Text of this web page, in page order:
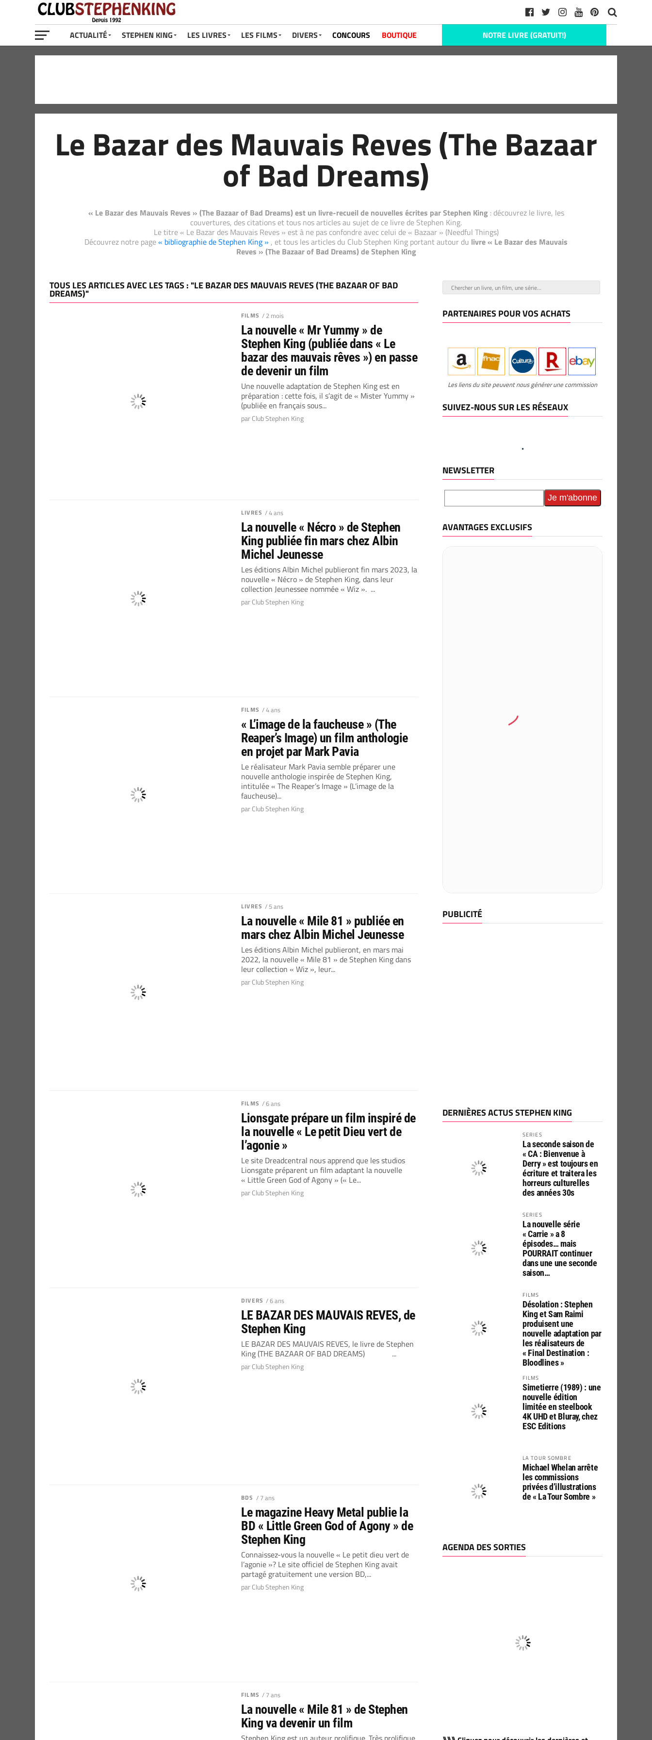
ACTUALITÉ STEPHEN KING LES LIVRES LES FILMS DIVERS CONCOURS BOUTIQUE NOTRE LIVRE (GRATUIT!)
Le Bazar des Mauvais Reves (The Bazaar
of Bad Dreams)
« Le Bazar des Mauvais Reves » (The Bazaar of Bad Dreams) est un livre-recueil de nouvelles écrites par Stephen King: découvrez le livre, les
couvertures, des citations et tous nos articles au sujet de ce livre de Stephen King.
Le titre « Le Bazar des Mauvais Reves » est à ne pas confondre avec celui de « Bazaar » (Needful Things)
Découvrez notre page« bibliographie de Stephen King » , et tous les articles du Club Stephen King portant autour du livre « Le Bazar des Mauvais
Reves » (The Bazaar of Bad Dreams) de Stephen King
TOUS LES ARTICLES AVEC LES TAGS : "LE BAZAR DES MAUVAIS REVES (THE BAZAAR OF BAD
DREAMS)"
FILMS / 2 mois
La nouvelle « Mr Yummy » de
Stephen King (publiée dans « Le
bazar des mauvais rêves ») en passe
de devenir un film
Une nouvelle adaptation de Stephen King est en
préparation : cette fois, il s’agit de « Mister Yummy »
(publiée en français sous...
par Club Stephen King
LIVRES / 4 ans
La nouvelle « Nécro » de Stephen
King publiée fin mars chez Albin
Michel Jeunesse
Les éditions Albin Michel publieront fin mars 2023, la
nouvelle « Nécro » de Stephen King, dans leur
collection Jeunessee nommée « Wiz ». ...
par Club Stephen King
FILMS / 4 ans
« L’image de la faucheuse » (The
Reaper’s Image) un film anthologie
en projet par Mark Pavia
Le réalisateur Mark Pavia semble préparer une
nouvelle anthologie inspirée de Stephen King,
intitulée « The Reaper’s Image » (L’image de la
faucheuse)...
par Club Stephen King
LIVRES / 5 ans
La nouvelle « Mile 81 » publiée en
mars chez Albin Michel Jeunesse
Les éditions Albin Michel publieront, en mars mai
2022, la nouvelle « Mile 81 » de Stephen King dans
leur collection « Wiz », leur...
par Club Stephen King
FILMS / 6 ans
Lionsgate prépare un film inspiré de
la nouvelle « Le petit Dieu vert de
l’agonie »
Le site Dreadcentral nous apprend que les studios
Lionsgate préparent un film adaptant la nouvelle
« Little Green God of Agony » (« Le...
par Club Stephen King
DIVERS / 6 ans
LE BAZAR DES MAUVAIS REVES, de
Stephen King
LE BAZAR DES MAUVAIS REVES, le livre de Stephen
King (THE BAZAAR OF BAD DREAMS) ...
par Club Stephen King
BDS / 7 ans
Le magazine Heavy Metal publie la
BD « Little Green God of Agony » de
Stephen King
Connaissez-vous la nouvelle « Le petit dieu vert de
l’agonie »? Le site officiel de Stephen King avait
partagé gratuitement une version BD,...
par Club Stephen King
FILMS / 7 ans
La nouvelle « Mile 81 » de Stephen
King va devenir un film
PARTENAIRES POUR VOS ACHATS
Les liens du site peuvent nous générer une commission
SUIVEZ-NOUS SUR LES RÉSEAUX
NEWSLETTER
AVANTAGES EXCLUSIFS
PUBLICITÉ
DERNIÈRES ACTUS STEPHEN KING
SERIES
La seconde saison de
« CA : Bienvenue à
Derry » est toujours en
écriture et traitera les
horreurs culturelles
des années 30s
SERIES
La nouvelle série
« Carrie » a 8
épisodes… mais
POURRAIT continuer
dans une une seconde
saison…
FILMS
Désolation : Stephen
King et Sam Raimi
produisent une
nouvelle adaptation par
les réalisateurs de
« Final Destination :
Bloodlines »
FILMS
Simetierre (1989) : une
nouvelle édition
limitée en steelbook
4K UHD et Bluray, chez
ESC Editions
LA TOUR SOMBRE
Michael Whelan arrête
les commissions
privées d’illustrations
de « La Tour Sombre »
AGENDA DES SORTIES